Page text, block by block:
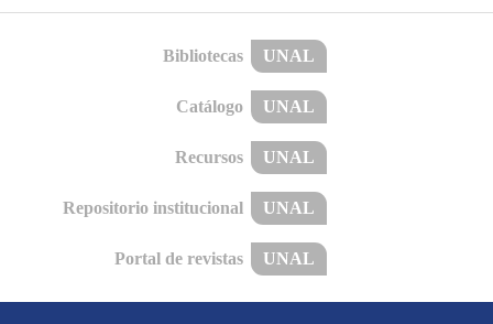
Bibliotecas UNAL
Catálogo UNAL
Recursos UNAL
Repositorio institucional UNAL
Portal de revistas UNAL